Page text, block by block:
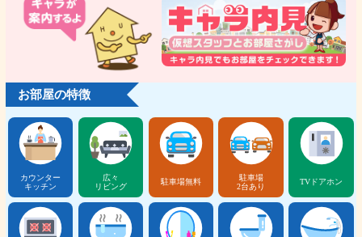
お部屋の特徴
カウンター
キッチン
広々
リビング
駐車場無料
駐車場
2台あり
TVドアホン